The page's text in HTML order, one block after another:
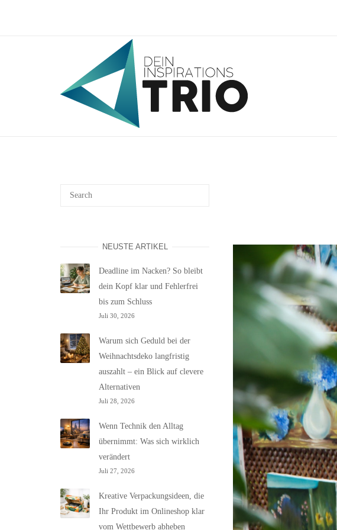
NEUSTE ARTIKEL
Deadline im Nacken? So bleibt
dein Kopf klar und Fehlerfrei
bis zum Schluss
Juli 30, 2026
Warum sich Geduld bei der
Weihnachtsdeko langfristig
auszahlt – ein Blick auf clevere
Alternativen
Juli 28, 2026
Wenn Technik den Alltag
übernimmt: Was sich wirklich
verändert
Juli 27, 2026
Kreative Verpackungsideen, die
Ihr Produkt im Onlineshop klar
vom Wettbewerb abheben